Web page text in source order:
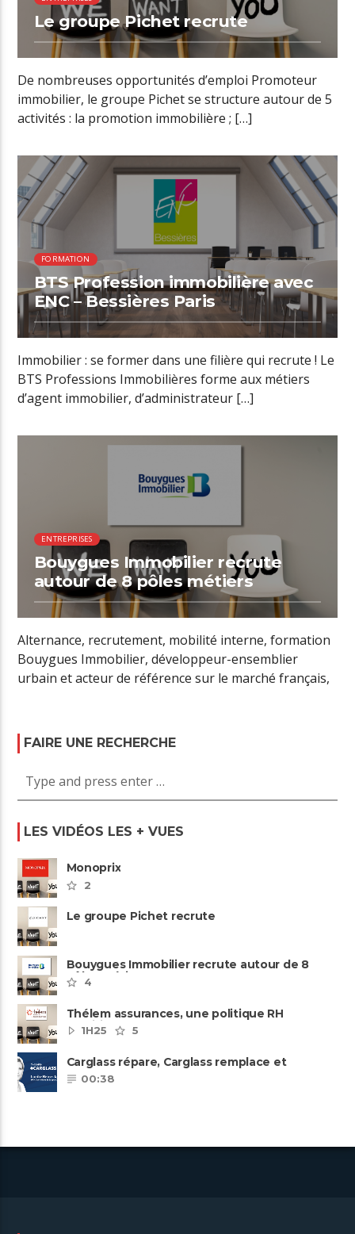
Le groupe Pichet recrute
De nombreuses opportunités d’emploi Promoteur
immobilier, le groupe Pichet se structure autour de 5
activités : la promotion immobilière ; […]
00:52 READ TIME
FORMATION
BTS Profession immobilière avec
ENC – Bessières Paris
Immobilier : se former dans une filière qui recrute ! Le
BTS Professions Immobilières forme aux métiers
d’agent immobilier, d’administrateur […]
ENTREPRISES
Bouygues Immobilier recrute
autour de 8 pôles métiers
Alternance, recrutement, mobilité interne, formation
Bouygues Immobilier, développeur-ensemblier
urbain et acteur de référence sur le marché français,
FAIRE UNE RECHERCHE
LES VIDÉOS LES + VUES
Monoprix
2
Le groupe Pichet recrute
Bouygues Immobilier recrute autour de 8
pôles métiers
4
Thélem assurances, une politique RH
ambitieuse
1H25 5
Carglass répare, Carglass remplace et
Carglass embauche également.
00:38